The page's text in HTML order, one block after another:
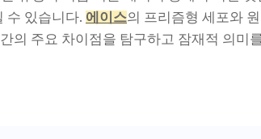
수 있습니다. 에이스의 프리즘형 세포와
의 주요 차이점을 탐구하고 잠재적 의미